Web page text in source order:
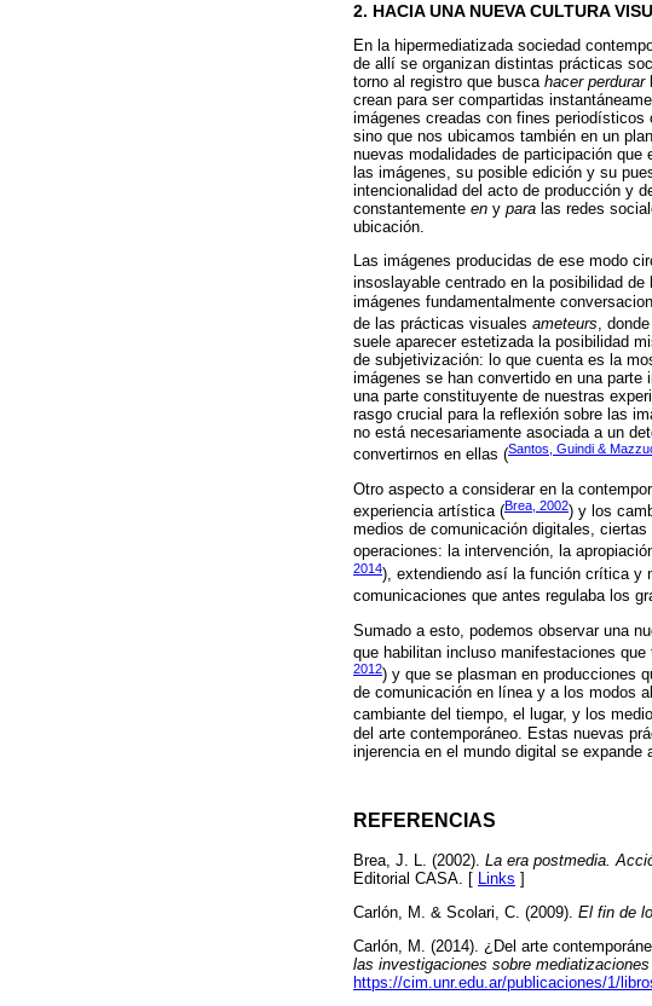
2. HACIA UNA NUEVA CULTURA
En la hipermediatizada sociedad
de allí se organizan distintas prácticas
torno al registro que busca hacer perdurar
crean para ser compartidas
imágenes creadas con fines
sino que nos ubicamos también en un
nuevas modalidades de participación
las imágenes, su posible edición y su
intencionalidad del acto de producción y
constantemente en y para las redes
ubicación.
Las imágenes producidas de ese modo
insoslayable centrado en la posibilidad
imágenes fundamentalmente
de las prácticas visuales ameteurs,
suele aparecer estetizada la posibilidad
de subjetivización: lo que cuenta es la
imágenes se han convertido en una
una parte constituyente de nuestras
rasgo crucial para la reflexión sobre las
no está necesariamente asociada a un
convertirnos en ellas (Santos, Guindi &
Otro aspecto a considerar en la
experiencia artística (Brea, 2002) y los
medios de comunicación digitales,
operaciones: la intervención, la
2014), extendiendo así la función crítica y
comunicaciones que antes regulaba los
Sumado a esto, podemos observar una
que habilitan incluso manifestaciones
2012) y que se plasman en producciones
de comunicación en línea y a los modos
cambiante del tiempo, el lugar, y los
del arte contemporáneo. Estas nuevas
injerencia en el mundo digital se expande
REFERENCIAS
Brea, J. L. (2002). La era postmedia.
Editorial CASA. [ Links ]
Carlón, M. & Scolari, C. (2009). El fin de
Carlón, M. (2014). ¿Del arte
las investigaciones sobre mediatizaciones
https://cim.unr.edu.ar/publicaciones/1/